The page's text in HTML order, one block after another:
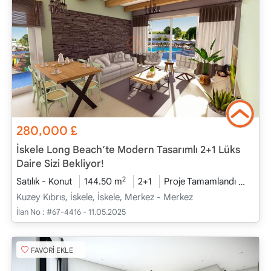
280,000£
İskele Long Beach’te Modern Tasarımlı 2+1 Lüks
Daire Sizi Bekliyor!
Satılık - Konut 144.50 m2 2+1 Proje Tamamlandı
Kuzey Kıbrıs, İskele, İskele, Merkez - Merkez
İlan No : #67-4416 - 11.05.2025
FAVORİ EKLE